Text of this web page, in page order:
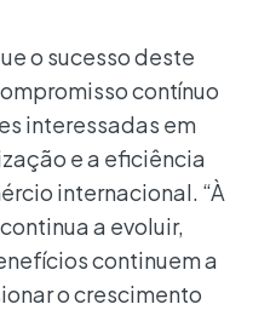
o sucesso deste
contínuo
interessadas em
e a eficiência
internacional. “À
a evoluir,
continuem a
o crescimento